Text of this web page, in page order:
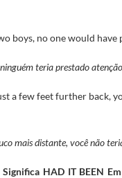
boys, no one would have
teria prestado
a few feet further back,
mais distante, você não
HAD IT BEEN